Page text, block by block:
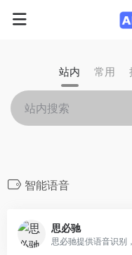
站内 常用
智能语音
思必驰